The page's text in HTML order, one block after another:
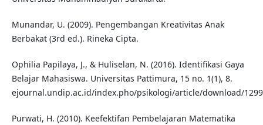
Munandar, U. (2009). Pengembangan Kreativitas Anak
Berbakat (3rd ed.). Rineka Cipta.
Ophilia Papilaya, J., & Huliselan, N. (2016). Identifikasi Gaya
Belajar Mahasiswa. Universitas Pattimura, 15 no. 1(1), 8.
ejournal.undip.ac.id/index.pho/psikologi/article/download/
Purwati, H. (2010). Keefektifan Pembelajaran Matematika